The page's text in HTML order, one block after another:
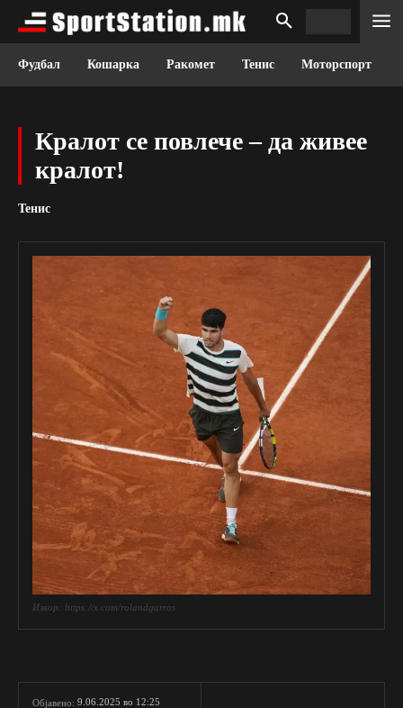
Фудбал Кошарка Ракомет Тенис Моторспорт
Кралот се повлече – да живее
кралот!
Тенис
Извор: https://x.com/rolandgarros
Објавено: 9.06.2025 во 12:25